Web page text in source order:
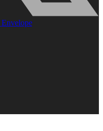
Envelope